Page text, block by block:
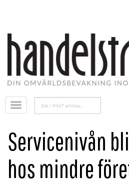
Öppna
menyn
Sök
efter:
Servicenivån
hos mindre